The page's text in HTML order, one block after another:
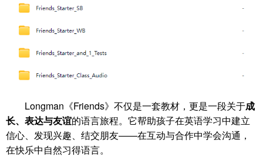
Longman《Friends》不仅是一套教材，更是一段关于成
长、表达与友谊的语言旅程。它帮助孩子在英语学习中建立
信心、发现兴趣、结交朋友——在互动与合作中学会沟通，
在快乐中自然习得语言。